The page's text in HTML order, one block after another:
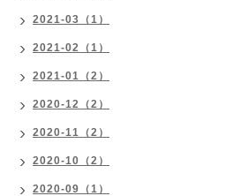
2021-03（1）
2021-02（1）
2021-01（2）
2020-12（2）
2020-11（2）
2020-10（2）
2020-09（1）